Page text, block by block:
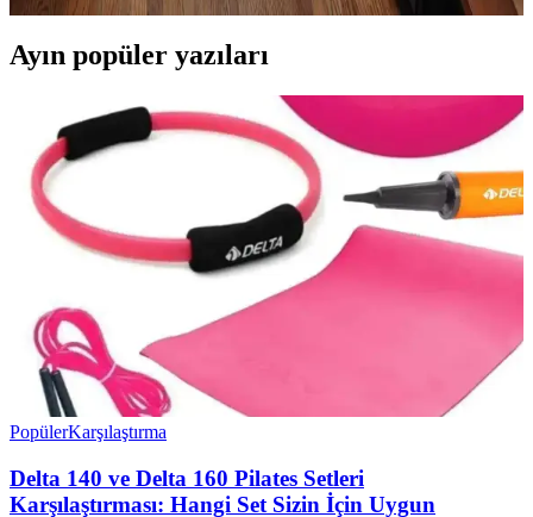
Ayın popüler yazıları
PopülerKarşılaştırma
Delta 140 ve Delta 160 Pilates Setleri
Karşılaştırması: Hangi Set Sizin İçin Uygun